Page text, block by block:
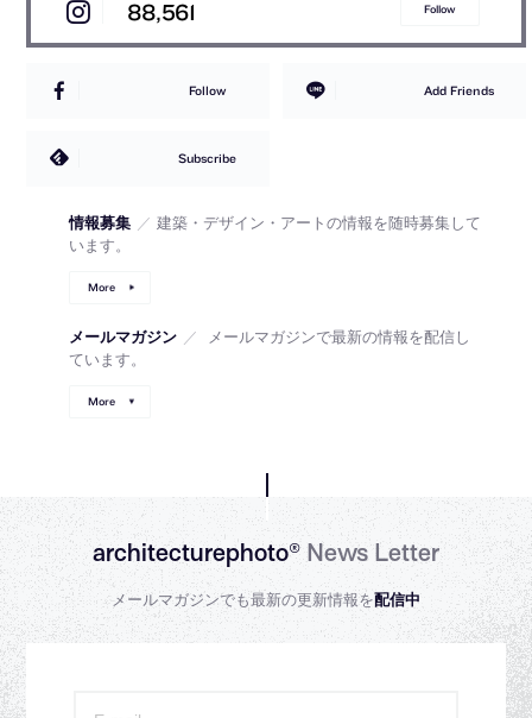
88,561 Follow
Follow Add Friends
Subscribe
情報募集 ／ 建築・デザイン・アートの情報を随時募集して
います。
More
メールマガジン ／
メールマガジンで最新の情報を配信し
ています。
More
architecturephoto®News Letter
メールマガジンでも最新の更新情報を配信中